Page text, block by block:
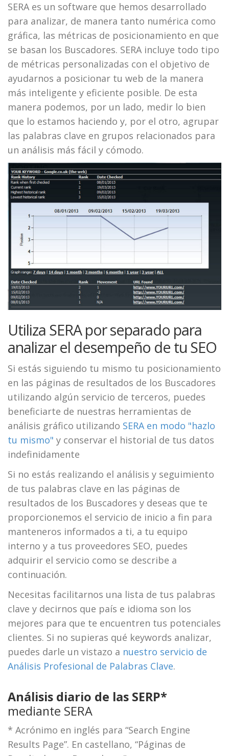
SERA es un software que hemos desarrollado
para analizar, de manera tanto numérica como
gráfica, las métricas de posicionamiento en que
se basan los Buscadores. SERA incluye todo tipo
de métricas personalizadas con el objetivo de
ayudarnos a posicionar tu web de la manera
más inteligente y eficiente posible. De esta
manera podemos, por un lado, medir lo bien
que lo estamos haciendo y, por el otro, agrupar
las palabras clave en grupos relacionados para
un análisis más fácil y cómodo.
Utiliza SERA por separado para
analizar el desempeño de tu SEO
Si estás siguiendo tu mismo tu posicionamiento
en las páginas de resultados de los Buscadores
utilizando algún servicio de terceros, puedes
beneficiarte de nuestras herramientas de
análisis gráfico utilizando SERA en modo "hazlo
tu mismo" y conservar el historial de tus datos
indefinidamente
Si no estás realizando el análisis y seguimiento
de tus palabras clave en las páginas de
resultados de los Buscadores y deseas que te
proporcionemos el servicio de inicio a fin para
manteneros informados a ti, a tu equipo
interno y a tus proveedores SEO, puedes
adquirir el servicio como se describe a
continuación.
Necesitas facilitarnos una lista de tus palabras
clave y decirnos que país e idioma son los
mejores para que te encuentren tus potenciales
clientes. Si no supieras qué keywords analizar,
puedes darle un vistazo a nuestro servicio de
Análisis Profesional de Palabras Clave.
Análisis diario de las SERP*
mediante SERA
* Acrónimo en inglés para “Search Engine
Results Page”. En castellano, “Páginas de